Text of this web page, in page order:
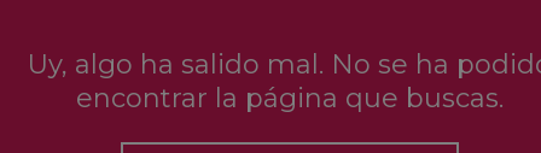
Uy, algo ha salido mal. No se ha
encontrar la página que buscas.